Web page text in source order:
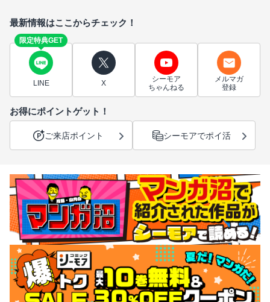
最新情報はここからチェック！
限定特典GET
LINE X
シーモア
ちゃんねる
メルマガ
登録
お得にポイントゲット！
ご来店ポイント シーモアでポイ活